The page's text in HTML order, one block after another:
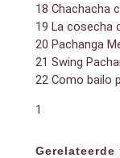
18 Chachacha
19 La cosecha
20 Pachanga
21 Swing
22 Como bailo
1
Gerelateerde